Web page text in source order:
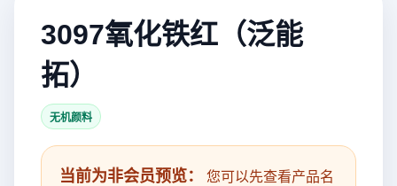
3097氧化铁红（泛能
拓）
无机颜料
当前为非会员预览：
您可以先查看产品名